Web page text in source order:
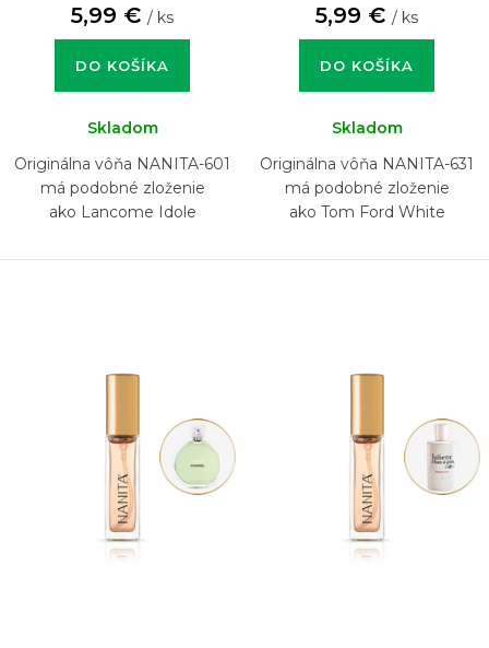
5,99 € / ks
DO KOŠÍKA
Skladom
Originálna vôňa NANITA-601
má podobné zloženie
ako Lancome Idole
5,99 € / ks
DO KOŠÍKA
Skladom
Originálna vôňa NANITA-631
má podobné zloženie
ako Tom Ford White